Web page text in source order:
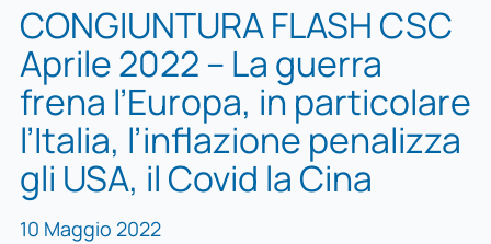
CONGIUNTURA FLASH CSC
Aprile 2022 – La guerra
frena l’Europa, in particolare
l’Italia, l’inflazione penalizza
gli USA, il Covid la Cina
10 Maggio 2022